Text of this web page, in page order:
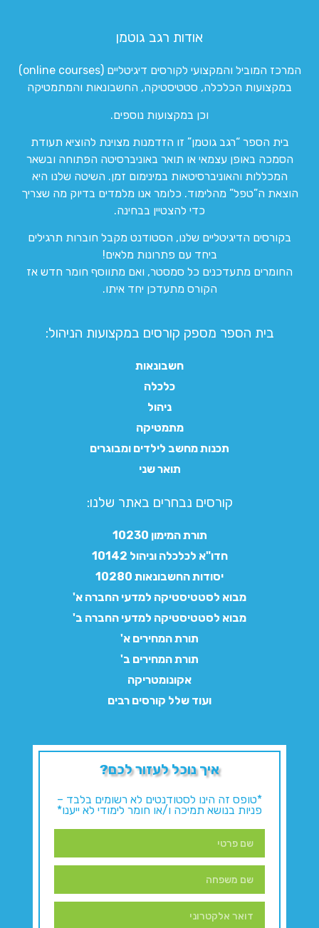
אודות רגב גוטמן
המרכז המוביל והמקצועי לקורסים דיגיטליים (online courses)
במקצועות הכלכלה, סטטיסטיקה, החשבונאות והמתמטיקה
וכן במקצועות נוספים.
בית הספר “רגב גוטמן” זו הזדמנות מצוינת להוציא תעודת
הסמכה באופן עצמאי או תואר באוניברסיטה הפתוחה ובשאר
המכללות והאוניברסיטאות במינימום זמן. השיטה שלנו היא
הוצאת ה”טפל” מהלימוד. כלומר אנו מלמדים בדיוק מה שצריך
כדי להצטיין בבחינה.
בקורסים הדיגיטליים שלנו, הסטודנט מקבל חוברות תרגילים
ביחד עם פתרונות מלאים!
החומרים מתעדכנים כל סמסטר, ואם מתווסף חומר חדש אז
הקורס מתעדכן יחד איתו.
בית הספר מספק קורסים במקצועות הניהול:
חשבונאות
כלכלה
ניהול
מתמטיקה
תכנות מחשב לילדים ומבוגרים
תואר שני
קורסים נבחרים באתר שלנו:​
תורת המימון 10230
חדו"א לכלכלה וניהול 10142
יסודות החשבונאות 10280
מבוא לסטטיסטיקה למדעי החברה א'
מבוא לסטטיסטיקה למדעי החברה ב'
תורת המחירים א'
תורת המחירים ב'
אקונומטריקה
ועוד שלל קורסים רבים
איך נוכל לעזור לכם?
*טופס זה הינו לסטודנטים לא רשומים בלבד –
פניות בנושא תמיכה ו/או חומר לימודי לא ייענו*